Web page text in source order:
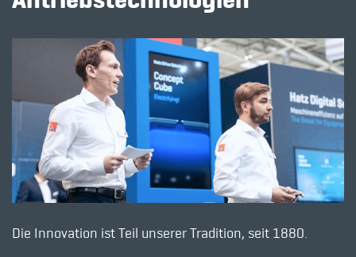
Die Innovation ist Teil unserer Tradition, seit 1880.